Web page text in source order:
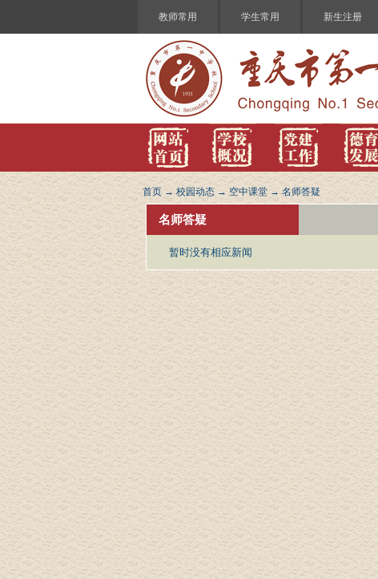
教师常用 学生常用 新生注册
首页 →校园动态 → 空中课堂 →名师答疑
名师答疑
暂时没有相应新闻